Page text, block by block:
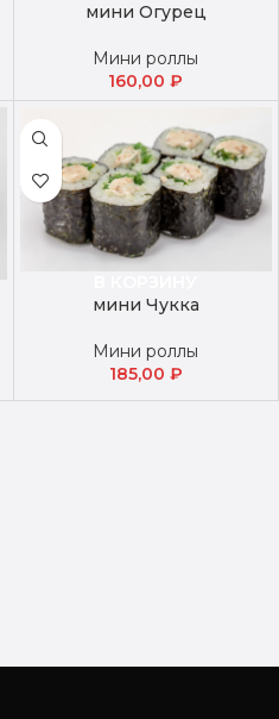
мини Огурец
Мини роллы
160,00₽
мини Чукка
Мини роллы
185,00 ₽